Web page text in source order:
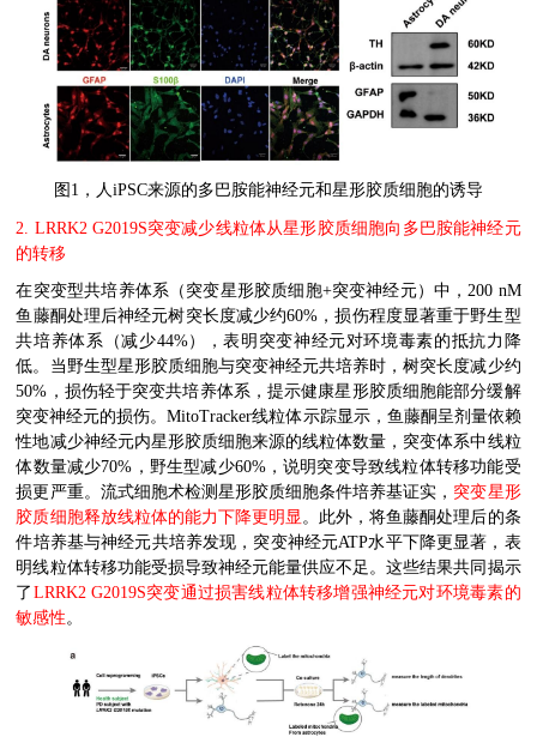
图 1 ， 人iPSC来源的多巴胺能神经元和星形胶质细胞的诱导
2. LRRK2 G2019S突变减少线粒体从星形胶质细胞向多巴胺能神经元
的转移
在突变型共培养体系（突变星形胶质细胞+突变神经元）中，200 nM
鱼藤酮处理后神经元树突长度减少约60% ，损伤程度显著重于野生型
共培养体系（减少44%），表明突变神经元对环境毒素的抵抗力降
低。当野生型星形胶质细胞与突变神经元共培养时，树突长度减少约
50% ，损伤轻于突变共培养体系，提示健康星形胶质细胞能部分缓解
突变神经元的损伤。MitoTracker线粒体示踪显示，鱼藤酮呈剂量依赖
性地减少神经元内星形胶质细胞来源的线粒体数量，突变体系中线粒
体数量减少70% ，野生型减少60%，说明突变导致线粒体转移功能受
损更严重。流式细胞术检测星形胶质细胞条件培养基证实， 突变星形
胶质细胞释放线粒体的能力下降更明显 。此外，将鱼藤酮处理后的条
件培养基与神经元共培养发现，突变神经元ATP水平下降更显著，表
明线粒体转移功能受损导致神经元能量供应不足。这些结果共同揭示
了 LRRK2 G2019S突变通过损害线粒体转移增强神经元对环境毒素的
敏感性。